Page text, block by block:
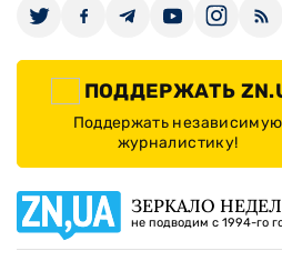
ПОДДЕРЖАТЬ
Поддержать независимую
журналистику!
ЗЕРКАЛО
не подводим с 1994-го